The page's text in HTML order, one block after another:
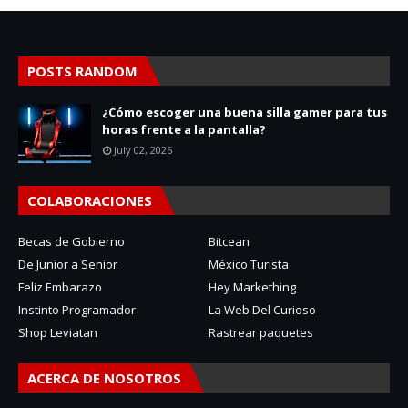
POSTS RANDOM
¿Cómo escoger una buena silla gamer para tus
horas frente a la pantalla?
July 02, 2026
COLABORACIONES
Becas de Gobierno
Bitcean
De Junior a Senior
México Turista
Feliz Embarazo
Hey Markething
Instinto Programador
La Web Del Curioso
Shop Leviatan
Rastrear paquetes
ACERCA DE NOSOTROS